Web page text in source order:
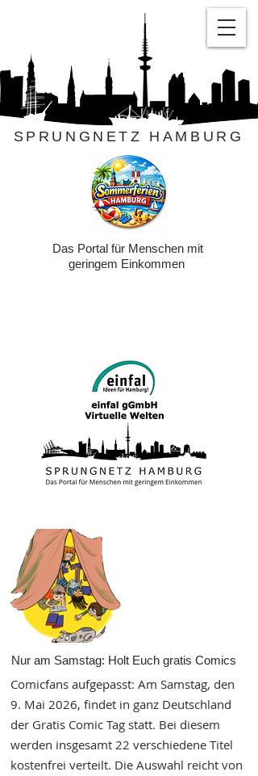
SPRUNGNETZ HAMBURG
Das Portal für Menschen mit
geringem Einkommen
Nur am Samstag: Holt Euch gratis Comics
Comicfans aufgepasst: Am Samstag, den
9. Mai 2026, findet in ganz Deutschland
der Gratis Comic Tag statt. Bei diesem
werden insgesamt 22 verschiedene Titel
kostenfrei verteilt. Die Auswahl reicht von